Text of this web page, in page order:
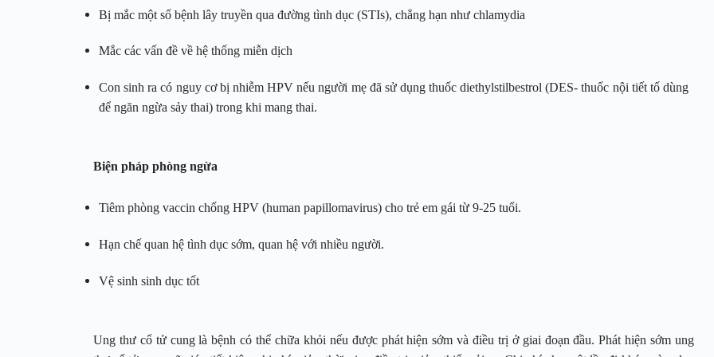
Bị mắc một số bệnh lây truyền qua đường tình dục (STIs), chẳng hạn như chlamydia
Mắc các vấn đề về hệ thống miễn dịch
Con sinh ra có nguy cơ bị nhiễm HPV nếu người mẹ đã sử dụng thuốc diethylstilbestrol (DES- thuốc nội tiết tố dùng
để ngăn ngừa sảy thai) trong khi mang thai.
Biện pháp phòng ngừa
Tiêm phòng vaccin chống HPV (human papillomavirus) cho trẻ em gái từ 9-25 tuổi.
Hạn chế quan hệ tình dục sớm, quan hệ với nhiều người.
Vệ sinh sinh dục tốt
Ung thư cổ tử cung là bệnh có thể chữa khỏi nếu được phát hiện sớm và điều trị ở giai đoạn đầu. Phát hiện sớm ung